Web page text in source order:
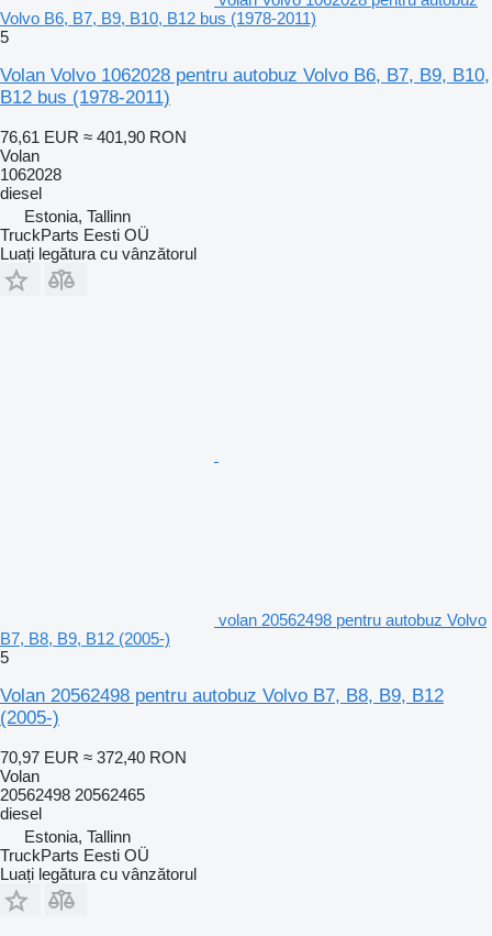
Volvo B6, B7, B9, B10, B12 bus (1978-2011)
5
Volan Volvo 1062028 pentru autobuz Volvo B6, B7, B9, B10,
B12 bus (1978-2011)
76,61 EUR ≈ 401,90 RON
Volan
1062028
diesel
Estonia, Tallinn
TruckParts Eesti OÜ
Luați legătura cu vânzătorul
volan 20562498 pentru autobuz Volvo
B7, B8, B9, B12 (2005-)
5
Volan 20562498 pentru autobuz Volvo B7, B8, B9, B12
(2005-)
70,97 EUR ≈ 372,40 RON
Volan
20562498 20562465
diesel
Estonia, Tallinn
TruckParts Eesti OÜ
Luați legătura cu vânzătorul